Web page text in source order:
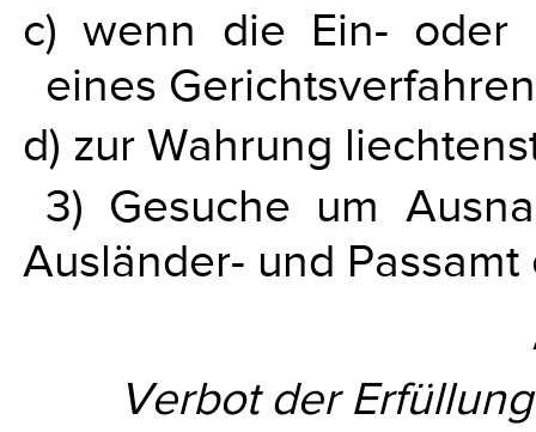
c) wenn die Ein- oder
eines
d) zur Wahrung
3) Gesuche um
Ausländer- und
Verbot der